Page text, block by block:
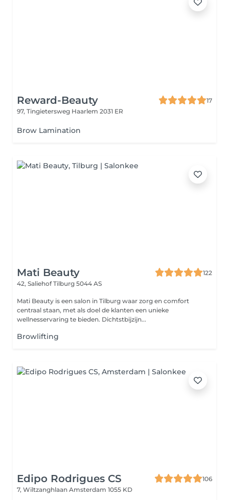
Reward-Beauty
17
97, Tingietersweg Haarlem 2031 ER
Brow Lamination
Mati Beauty
122
42, SaliehofTilburg 5044 AS
Mati Beauty is een salon in Tilburg waar zorg en comfort
centraal staan, met als doel de klanten een unieke
wellnesservaring te bieden. Dichtstbijzijn...
Browlifting
Edipo Rodrigues CS
106
7, Wiltzanghlaan Amsterdam 1055 KD